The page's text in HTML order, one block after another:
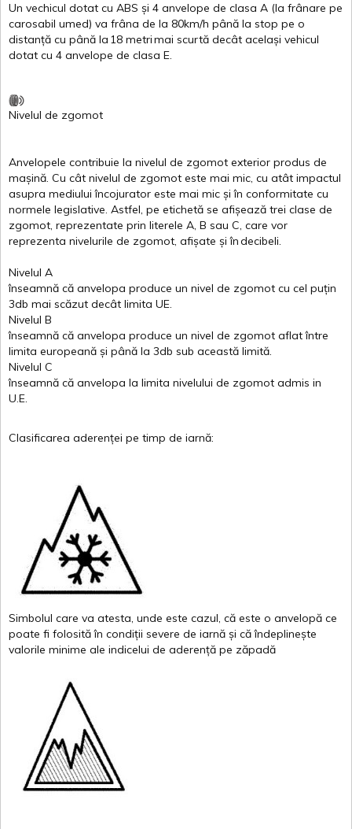
Un vechicul dotat cu ABS și 4 anvelope de clasa A (la frânare pe
carosabil umed) va frâna de la 80km/h până la stop pe o
distanță cu până la 18 metrimai scurtă decât același vehicul
dotat cu 4 anvelope de clasa E.
Nivelul de zgomot
Anvelopele contribuie la nivelul de zgomot exterior produs de
mașină. Cu cât nivelul de zgomot este mai mic, cu atât impactul
asupra mediului încojurator este mai mic și în conformitate cu
normele legislative. Astfel, pe etichetă se afișează trei clase de
zgomot, reprezentate prin literele A, B sau C, care vor
reprezenta nivelurile de zgomot, afișate și îndecibeli.
Nivelul A
înseamnă că anvelopa produce un nivel de zgomot cu cel puțin
3db mai scăzut decât limita UE.
Nivelul B
înseamnă că anvelopa produce un nivel de zgomot aflat între
limita europeană și până la 3db sub această limită.
Nivelul C
înseamnă că anvelopa la limita nivelului de zgomot admis in
U.E.
Clasificarea aderenței pe timp de iarnă:
Simbolul care va atesta, unde este cazul, că este o anvelopă ce
poate fi folosită în condiții severe de iarnă și că îndeplinește
valorile minime ale indicelui de aderență pe zăpadă